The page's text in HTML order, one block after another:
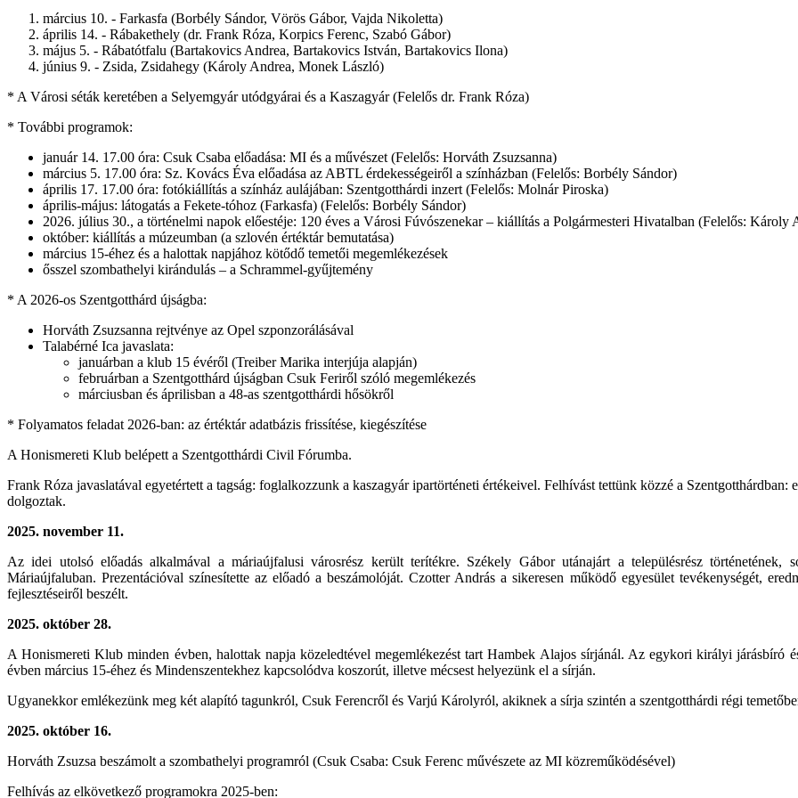
március 10. - Farkasfa (Borbély Sándor, Vörös Gábor, Vajda Nikoletta)
április 14. - Rábakethely (dr. Frank Róza, Korpics Ferenc, Szabó Gábor)
május 5. - Rábatótfalu (Bartakovics Andrea, Bartakovics István, Bartakovics Ilona)
június 9. - Zsida, Zsidahegy (Károly Andrea, Monek László)
* A Városi séták keretében a Selyemgyár utódgyárai és a Kaszagyár (Felelős dr. Frank Róza)
* További programok:
január 14. 17.00 óra: Csuk Csaba előadása: MI és a művészet (Felelős: Horváth Zsuzsanna)
március 5. 17.00 óra: Sz. Kovács Éva előadása az ABTL érdekességeiről a színházban (Felelős: Borbély Sándor)
április 17. 17.00 óra: fotókiállítás a színház aulájában: Szentgotthárdi inzert (Felelős: Molnár Piroska)
április-május: látogatás a Fekete-tóhoz (Farkasfa) (Felelős: Borbély Sándor)
2026. július 30., a történelmi napok előestéje: 120 éves a Városi Fúvószenekar – kiállítás a Polgármesteri Hivatalban (Felelős: Károly
október: kiállítás a múzeumban (a szlovén értéktár bemutatása)
március 15-éhez és a halottak napjához kötődő temetői megemlékezések
ősszel szombathelyi kirándulás – a Schrammel-gyűjtemény
* A 2026-os Szentgotthárd újságba:
Horváth Zsuzsanna rejtvénye az Opel szponzorálásával
Talabérné Ica javaslata:
januárban a klub 15 évéről (Treiber Marika interjúja alapján)
februárban a Szentgotthárd újságban Csuk Feriről szóló megemlékezés
márciusban és áprilisban a 48-as szentgotthárdi hősökről
* Folyamatos feladat 2026-ban: az értéktár adatbázis frissítése, kiegészítése
A Honismereti Klub belépett a Szentgotthárdi Civil Fórumba.
Frank Róza javaslatával egyetértett a tagság: foglalkozzunk a kaszagyár ipartörténeti értékeivel. Felhívást tettünk közzé a Szentgotthárdban:
dolgoztak.
2025. november 11.
Az idei utolsó előadás alkalmával a máriaújfalusi városrész került terítékre. Székely Gábor utánajárt a településrész történetének,
Máriaújfaluban. Prezentációval színesítette az előadó a beszámolóját. Czotter András a sikeresen működő egyesület tevékenységét,
fejlesztéseiről beszélt.
2025. október 28.
A Honismereti Klub minden évben, halottak napja közeledtével megemlékezést tart Hambek Alajos sírjánál. Az egykori királyi járásbíró
évben március 15-éhez és Mindenszentekhez kapcsolódva koszorút, illetve mécsest helyezünk el a sírján.
Ugyanekkor emlékezünk meg két alapító tagunkról, Csuk Ferencről és Varjú Károlyról, akiknek a sírja szintén a szentgotthárdi régi
2025. október 16.
Horváth Zsuzsa beszámolt a szombathelyi programról (Csuk Csaba: Csuk Ferenc művészete az MI közreműködésével)
Felhívás az elkövetkező programokra 2025-ben: